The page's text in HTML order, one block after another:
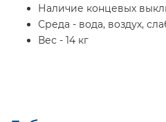
Наличие концевых
Среда - вода, воздух,
Вес - 14 кг